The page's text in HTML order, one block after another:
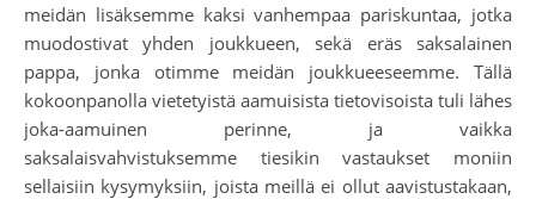
meidän lisäksemme kaksi vanhempaa pariskuntaa, jotka
muodostivat yhden joukkueen, sekä eräs saksalainen
pappa, jonka otimme meidän joukkueeseemme. Tällä
kokoonpanolla vietetyistä aamuisista tietovisoista tuli lähes
joka-aamuinen perinne, ja vaikka
saksalaisvahvistuksemme tiesikin vastaukset moniin
sellaisiin kysymyksiin, joista meillä ei ollut aavistustakaan,